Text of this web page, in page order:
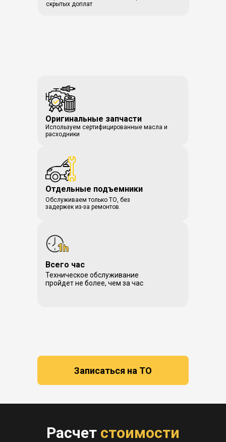
Записаться на ТО
Оригинальные запчасти
Используем сертифицированные масла и
расходники
Отдельные подъемники
Обслуживаем только ТО, без
задержек из-за ремонтов.
Всего час
Техническое обслуживание
пройдет не более, чем за час
скрытых доплат
Расчет стоимости